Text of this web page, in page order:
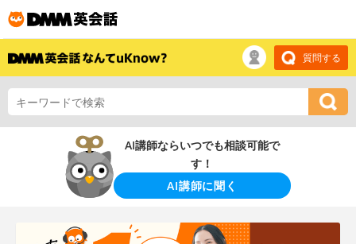
質問する
AI講師ならいつでも相談可能で
す！
AI講師に聞く